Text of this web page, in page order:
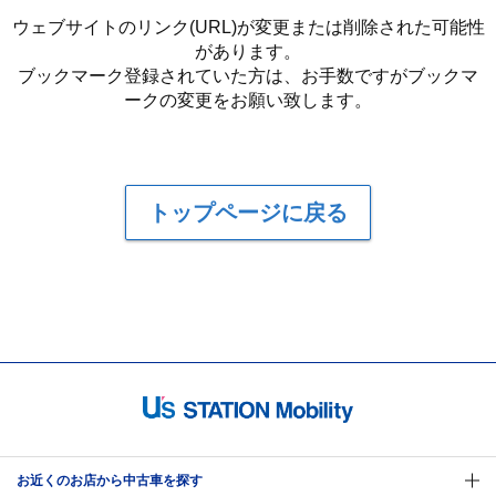
ウェブサイトのリンク(URL)が変更または削除された可能性
があります。
ブックマーク登録されていた方は、お手数ですがブックマ
ークの変更をお願い致します。
トップページに戻る
お近くのお店から中古車を探す